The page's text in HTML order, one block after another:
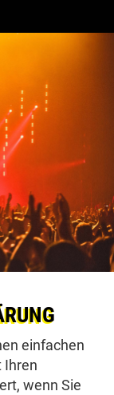
einfachen
Ihren
wenn Sie